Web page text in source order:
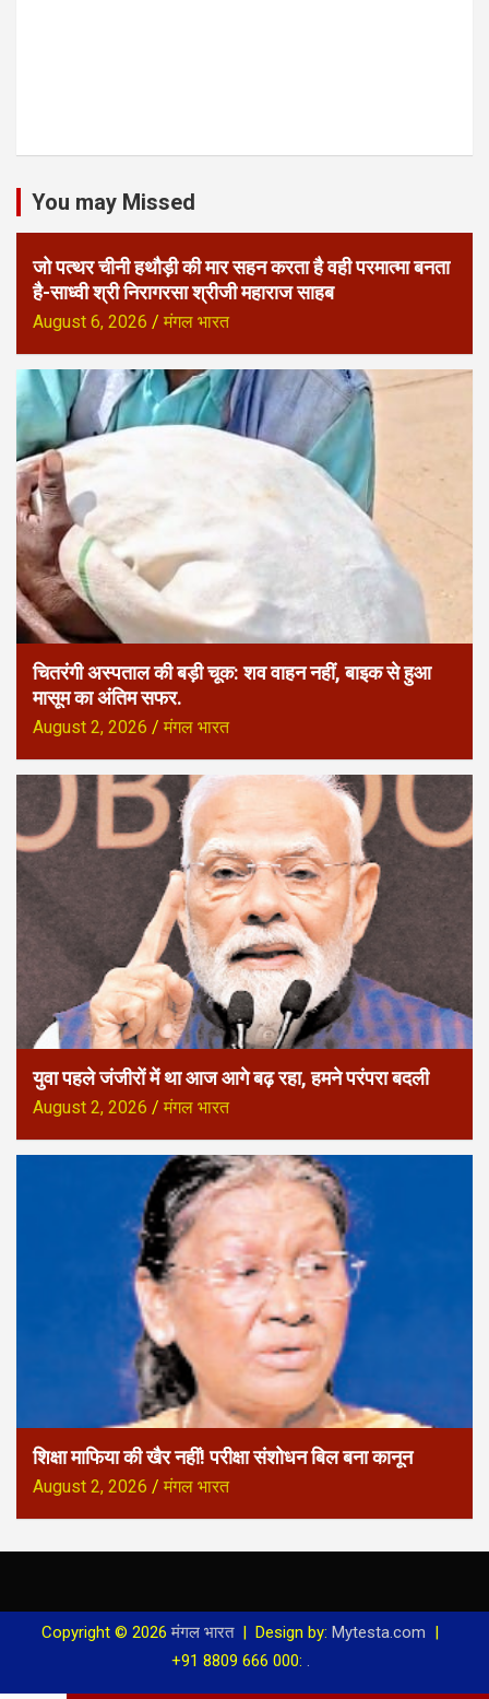
You may Missed
जो पत्थर चीनी हथौड़ी की मार सहन करता है वही परमात्मा बनता
है-साध्वी श्री निरागरसा श्रीजी महाराज साहब
August 6, 2026 मंगल भारत
चितरंगी अस्पताल की बड़ी चूक: शव वाहन नहीं, बाइक से हुआ
मासूम का अंतिम सफर.
August 2, 2026 मंगल भारत
युवा पहले जंजीरों में था आज आगे बढ़ रहा, हमने परंपरा बदली
August 2, 2026 मंगल भारत
शिक्षा माफिया की खैर नहीं! परीक्षा संशोधन बिल बना कानून
August 2, 2026 मंगल भारत
Copyright © 2026मंगल भारत Design by: Mytesta.com
+91 8809 666 000: .